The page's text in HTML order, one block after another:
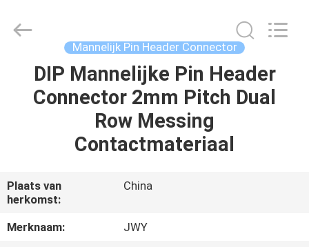
HUIS
PRODUCTEN
ONS
FABRIEKSREIS
Electronic
Co.,Ltd.
Mannelijk Pin Header Connector
DIP Mannelijke Pin Header
Connector 2mm Pitch Dual
Row Messing
Contactmateriaal
Plaats van
herkomst:
China
Merknaam:
JWY